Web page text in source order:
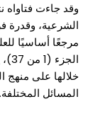
وقد جاءت
الشرعية، وقدرة
مرجعًا أساسيًا
خلالها على منهج
المسائل المختلفة.